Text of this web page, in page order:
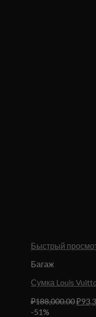
Быстрый
Багаж
Сумка Louis
₽188,000.00₽
-51%